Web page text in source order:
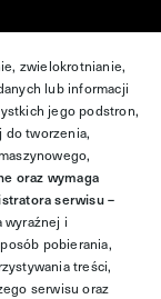
zwielokrotnianie,
lub informacji
jego podstron,
do tworzenia,
oraz wymaga
serwisu –
wyraźnej i
pobierania,
treści,
serwisu oraz